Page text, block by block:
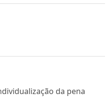
da pena